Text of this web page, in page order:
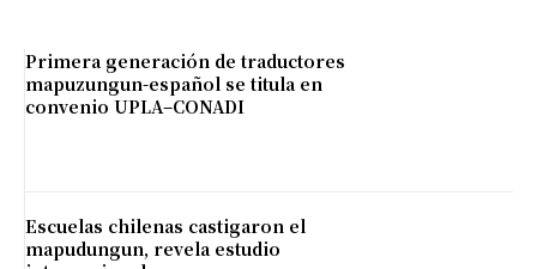
Primera generación de traductores
mapuzungun-español se titula en
convenio UPLA–CONADI
Escuelas chilenas castigaron el
mapudungun, revela estudio